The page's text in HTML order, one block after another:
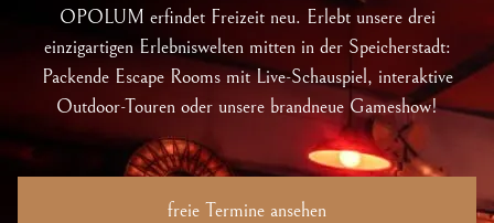
OPOLUM erfindet Freizeit neu. Erlebt unsere drei
einzigartigen Erlebniswelten mitten in der Speicherstadt:
Packende Escape Rooms mit Live-Schauspiel, interaktive
Outdoor-Touren oder unsere brandneue Gameshow!
freie Termine ansehen